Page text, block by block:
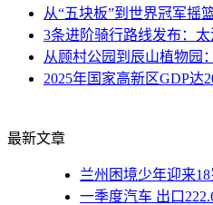
从“五块板”到世界冠军摇
3条进阶骑行路线发布：
从顾村公园到辰山植物园
2025年国家高新区GDP达
最新文章
兰州困境少年迎来
一季度汽车 出口